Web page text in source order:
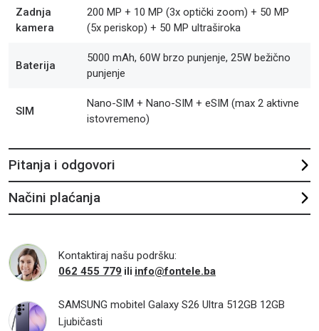
Zadnja
kamera
200 MP + 10 MP (3x optički zoom) + 50 MP
(5x periskop) + 50 MP ultraširoka
Baterija
5000 mAh, 60W brzo punjenje, 25W bežično
punjenje
SIM
Nano-SIM + Nano-SIM + eSIM (max 2 aktivne
istovremeno)
Pitanja i odgovori
Načini plaćanja
Kontaktiraj našu podršku:
062 455 779 ili info@fontele.ba
SAMSUNG mobitel Galaxy S26 Ultra 512GB 12GB
Ljubičasti